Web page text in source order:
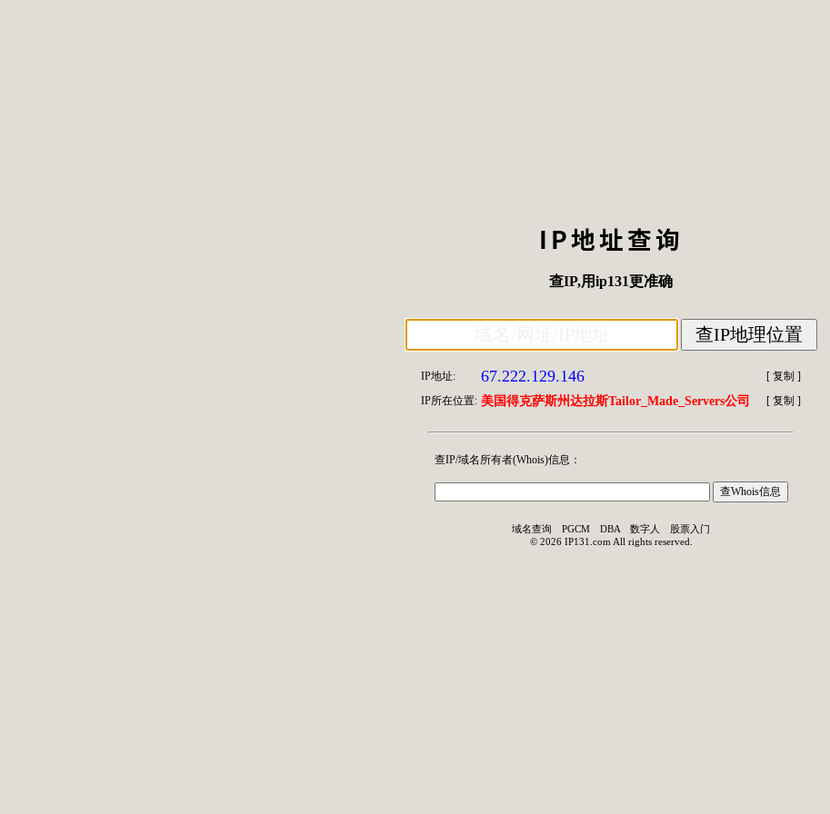
IP地址查询
查IP,用ip131更准确
IP地址: 67.222.129.146 [ 复制 ]
IP所在位置: 美国得克萨斯州达拉斯Tailor_Made_Servers公司 [ 复制 ]
查IP/域名所有者(Whois)信息：
域名查询 PGCM DBA 数字人
股票入门
© 2026 IP131.com All rights reserved.